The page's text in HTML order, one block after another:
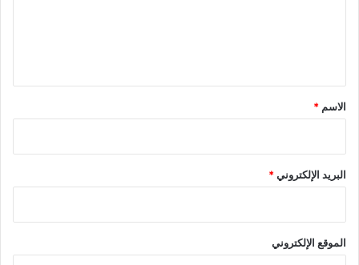
*
الاسم *
البريد الإلكتروني*
الموقع الإلكتروني